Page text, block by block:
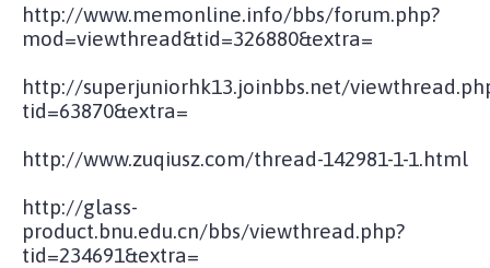
http://www.memonline.info/bbs/forum.php?
mod=viewthread&tid=326880&extra=
http://superjuniorhk13.joinbbs.net/
tid=63870&extra=
http://www.zuqiusz.com/thread-142981-1-1.html
http://glass-
product.bnu.edu.cn/bbs/viewthread.php?
tid=234691&extra=